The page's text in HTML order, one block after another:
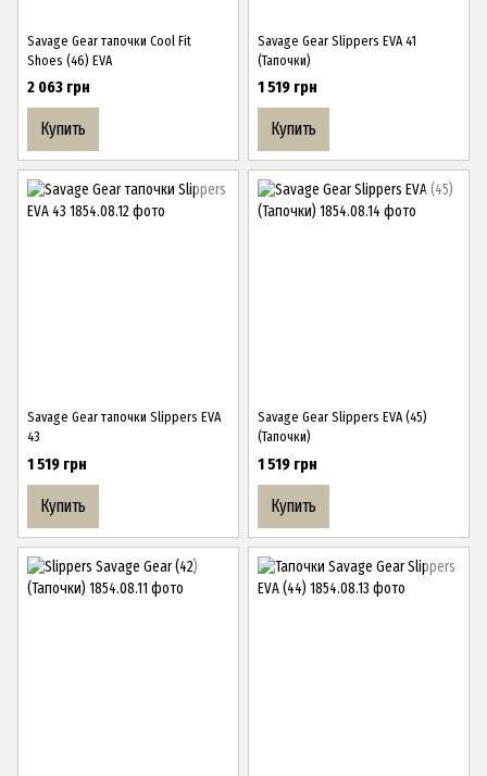
Savage Gear тапочки Cool Fit
Shoes (46) EVA
2 063 грн
Купить
Savage Gear Slippers EVA 41
(Тапочки)
1 519 грн
Купить
Savage Gear тапочки Slippers EVA
43
1 519 грн
Купить
Savage Gear Slippers EVA (45)
(Тапочки)
1 519 грн
Купить